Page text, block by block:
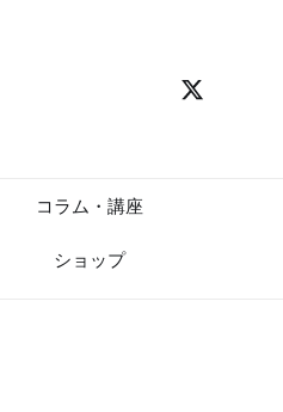
コラム・講座
ショップ